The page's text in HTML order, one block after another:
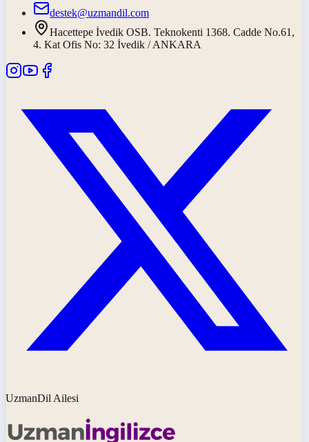
destek@uzmandil.com
Hacettepe İvedik OSB. Teknokenti 1368. Cadde No.61,
4. Kat Ofis No: 32 İvedik / ANKARA
UzmanDil Ailesi